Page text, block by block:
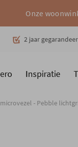
Onze
2 jaar
Inspiratie
Ruimtes
- Pebble